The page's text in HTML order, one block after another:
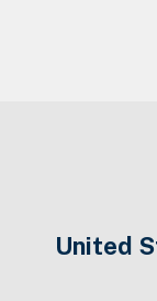
United